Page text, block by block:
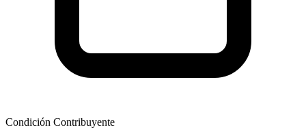
Condición Contribuyente